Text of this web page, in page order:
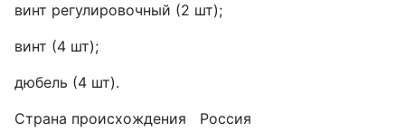
винт регулировочный (2 шт);
винт (4 шт);
дюбель (4 шт).
Страна происхождения Россия